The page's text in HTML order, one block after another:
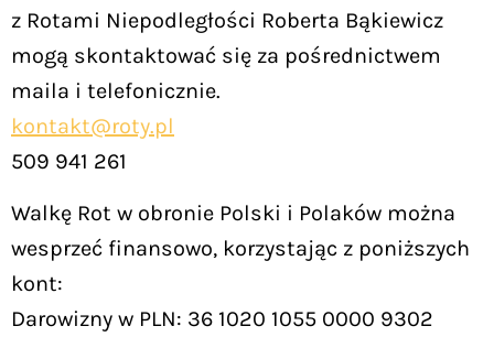
z Rotami Niepodległości Roberta Bąkiewicz
mogą skontaktować się za pośrednictwem
maila i telefonicznie.
kontakt@roty.pl
509 941 261
Walkę Rot w obronie Polski i Polaków można
wesprzeć finansowo, korzystając z poniższych
kont:
Darowizny w PLN: 36 1020 1055 0000 9302